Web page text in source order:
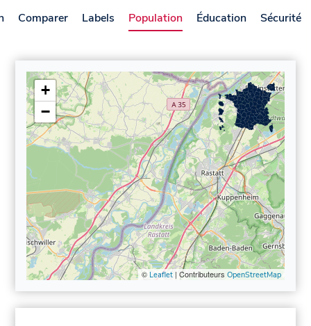
Comparer Labels Population Éducation Sécurité
+
−
© Leaflet| Contributeurs OpenStreetMap